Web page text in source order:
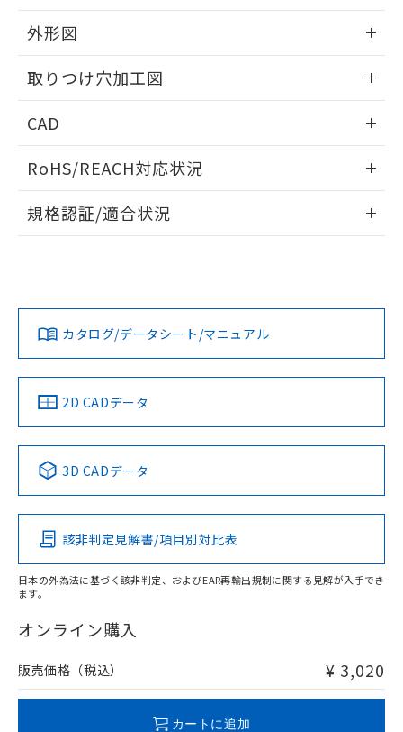
外形図
取りつけ穴加工図
CAD
ドすることができます。
ログイン/会員登録
ダウンロードデータをご利用いただく前に、以下を必ずお読
みください。
ソフトウェアの使用条件
RoHS/REACH対応状況
EU RoHS 注意事項・凡例
対応済み
中国 RoHS 注意事項・凡例
Pb Hg Cd Cr(VI)
O
在庫等で未対応品が混在する可能性があります。
問い合わせください。
規格認証/適合状況
カタログ/データシート/マニュアル
2D CADデータ
3D CADデータ
該非判定見解書/項目別対比表
日本の外為法に基づく該非判定、およびEAR再輸出規制に関する見解が入手でき
ます。
オンライン購入
販売価格（税込） ¥ 3,020
カートに追加
荷製品に未対応品が混在することから備考
欄に対応日を記載しておりました。
既に当社にて対応品への在庫切替を完了
していることから、特段のことがない限
り、2022年1月12日より割愛しておりま